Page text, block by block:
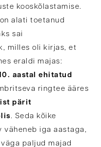
kooskõlastamise.
alati toetanud
sai
milles oli kirjas, et
eraldi majas:
aastal ehitatud
ringtee ääres
pärit
. Seda kõike
väheneb iga aastaga,
paljud majad